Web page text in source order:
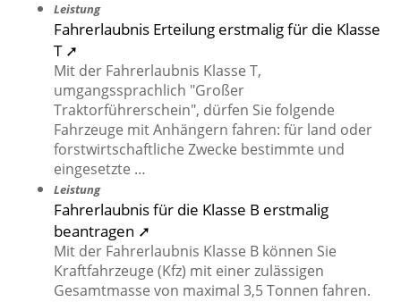
Leistung
Fahrerlaubnis Erteilung erstmalig für die Klasse
T ➚
Mit der Fahrerlaubnis Klasse T,
umgangssprachlich "Großer
Traktorführerschein", dürfen Sie folgende
Fahrzeuge mit Anhängern fahren: für land oder
forstwirtschaftliche Zwecke bestimmte und
eingesetzte …
Leistung
Fahrerlaubnis für die Klasse B erstmalig
beantragen ➚
Mit der Fahrerlaubnis Klasse B können Sie
Kraftfahrzeuge (Kfz) mit einer zulässigen
Gesamtmasse von maximal 3,5 Tonnen fahren.